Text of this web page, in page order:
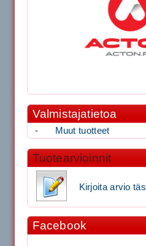
Valmistajatietoa
- Muut tuotteet
Tuotearvioinnit
Kirjoita arvio
Facebook